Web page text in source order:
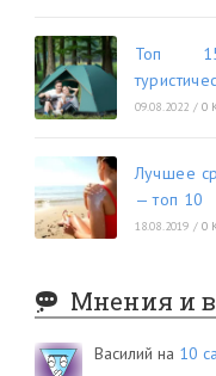
Топ
09.08.2022 / 0
Лучшее
— топ 10
18.08.2019 / 0
Мнения и
Василий на 10